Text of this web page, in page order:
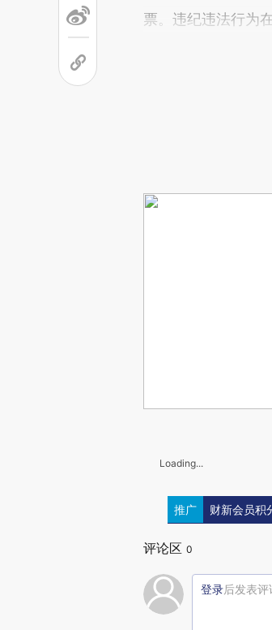
票。违纪违法行为
Loading...
推广 财新会员积
评论区 0
登录后发表